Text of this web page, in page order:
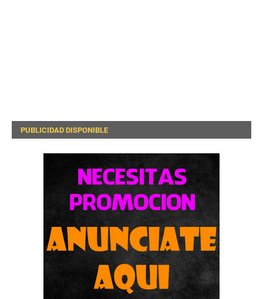
PUBLICIDAD DISPONIBLE